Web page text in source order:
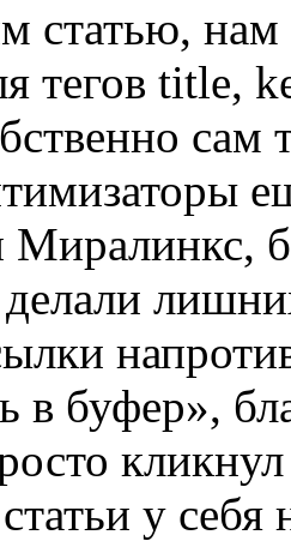
статью, нам
тегов title,
сам
в буфер»,
у себя